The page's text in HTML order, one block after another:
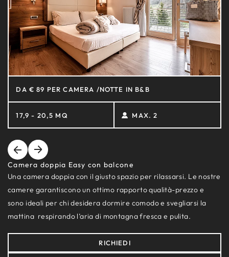
DA € 89 PER CAMERA /NOTTE IN B&B
17,9 - 20,5 MQ MAX. 2
Camera doppia Easy con balcone
Una camera doppia con il giusto spazio per rilassarsi. Le nostre
camere garantiscono un ottimo rapporto qualità-prezzo e
sono ideali per chi desidera dormire comodo e svegliarsi la
mattina respirando l’aria di montagna fresca e pulita.
RICHIEDI